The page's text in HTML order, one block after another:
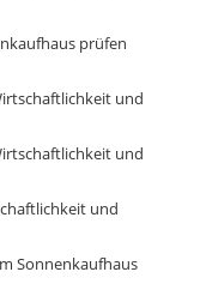
prüfen
und
und
und
Sonnenkaufhaus